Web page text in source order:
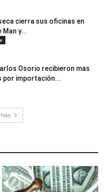
cierra sus oficinas en
Man y...
Osorio recibieron mas
por importación...